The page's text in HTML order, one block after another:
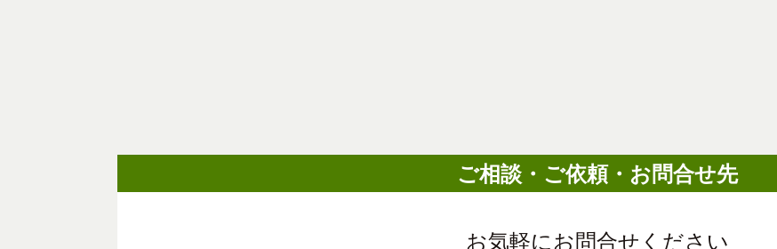
ご相談・ご依頼・お問合せ先
お気軽にお問合せください